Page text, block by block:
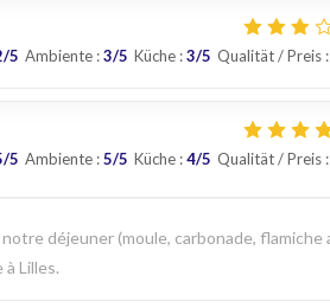
/5 Ambiente: 3/5 Küche: 3/5 Qualität / Preis:
/5 Ambiente: 5/5 Küche: 4/5 Qualität / Preis:
déjeuner (moule, carbonade, flamiche
Lilles.